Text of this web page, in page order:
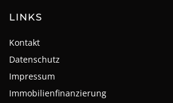
LINKS
Kontakt
Datenschutz
Impressum
Immobilienfinanzierung